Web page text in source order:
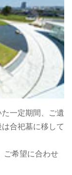
一定期間、ご遺
合祀墓に移して
ご希望に合わせ